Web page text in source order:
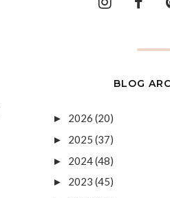
BLOG
► 2026 (20)
► 2025 (37)
► 2024(48)
► 2023 (45)